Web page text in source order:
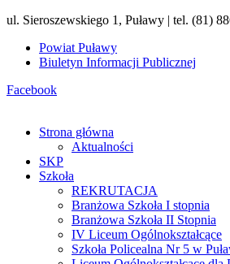
ul. Sieroszewskiego 1, Puławy | tel. (81)
Powiat Puławy
Biuletyn Informacji Publicznej
Facebook
Strona główna
Aktualności
SKP
Szkoła
REKRUTACJA
Branżowa Szkoła I stopnia
Branżowa Szkoła II Stopnia
IV Liceum Ogólnokształcące
Szkoła Policealna Nr 5 w